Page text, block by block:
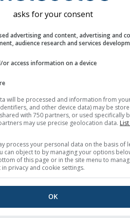
нашия
формуляр за обратна
ще бъдат предадени на
инстанции.
meteoMail -
Lignano Sabbiadoro
Получавайте
времето по имейл
meteoMail е безплатен и
asks for your consent
advertising and content, advertising and
audience research and services
or access information on a device
will be processed and information from
and other device data) may be
with 750 partners, or used specifically
may use precise geolocation data.
process your personal data on the basis of
can object to by managing your options
of this page or in the site menu to
privacy and cookie settings.
OK